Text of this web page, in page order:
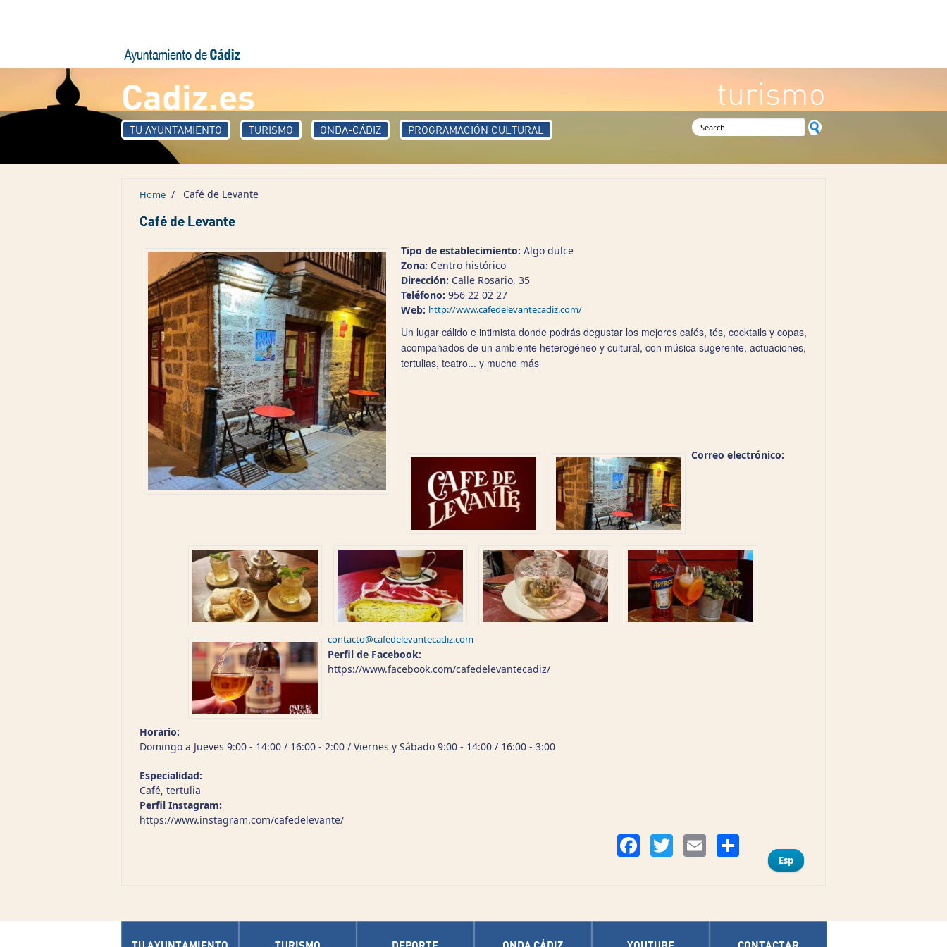
Cadiz.es turismo
TU AYUNTAMIENTO TURISMO ONDA-CÁDIZ PROGRAMACIÓN CULTURAL Search form
Home / Café de Levante
Café de Levante
Tipo de establecimiento: Algo dulce
Zona: Centro histórico
Dirección: Calle Rosario, 35
Teléfono: 956 22 02 27
Web: http://www.cafedelevantecadiz.com/
Un lugar cálido e intimista donde podrás degustar los mejores cafés, tés, cocktails y copas,
acompañados de un ambiente heterogéneo y cultural, con música sugerente, actuaciones,
tertulias, teatro... y mucho más
Correo electrónico:
contacto@cafedelevantecadiz.com
Perfil de Facebook:
https://www.facebook.com/cafedelevantecadiz/
Horario:
Domingo a Jueves 9:00 - 14:00 / 16:00 - 2:00 / Viernes y Sábado 9:00 - 14:00 / 16:00 - 3:00
Especialidad:
Café, tertulia
Perfil Instagram:
https://www.instagram.com/cafedelevante/
FacebookTwitter Email Compartir
Esp